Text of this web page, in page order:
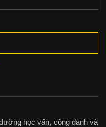
học vấn, công danh và